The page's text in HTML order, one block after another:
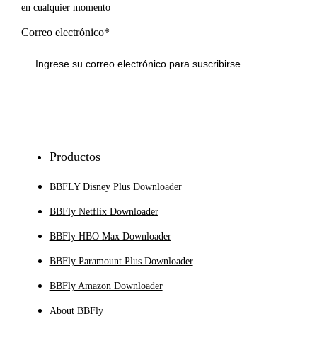
en cualquier momento
Correo electrónico*
Productos
BBFLY Disney Plus Downloader
BBFly Netflix Downloader
BBFly HBO Max Downloader
BBFly Paramount Plus Downloader
BBFly Amazon Downloader
About BBFly